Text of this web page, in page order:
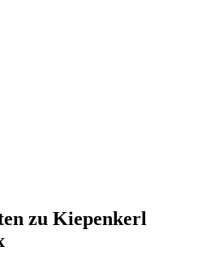
zu Kiepenkerl